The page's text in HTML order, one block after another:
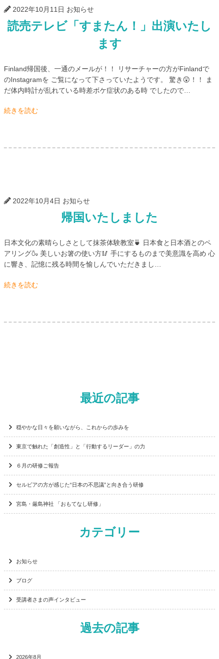
2022年10月11日 お知らせ
読売テレビ「すまたん！」出演いたし
ます
Finland帰国後、一通のメールが！！ リサーチャーの方がFinlandで
のInstagramを ご覧になって下さっていたようです。 驚き😲！！ ま
だ体内時計が乱れている時差ボケ症状のある時 でしたので…
続きを読む
2022年10月4日 お知らせ
帰国いたしました
日本文化の素晴らしさとして抹茶体験教室🍵 日本食と日本酒とのペ
アリング🍶 美しいお箸の使い方🥢 手にするものまで美意識を高め 心
に響き、記憶に残る時間を愉しんでいただきまし…
続きを読む
最近の記事
穏やかな日々を願いながら、これからの歩みを
東京で触れた「創造性」と「行動するリーダー」の力
６月の研修ご報告
セルビアの方が感じた“日本の不思議”と向き合う研修
宮島・厳島神社 「おもてなし研修」
カテゴリー
お知らせ
ブログ
受講者さまの声インタビュー
過去の記事
2026年8月